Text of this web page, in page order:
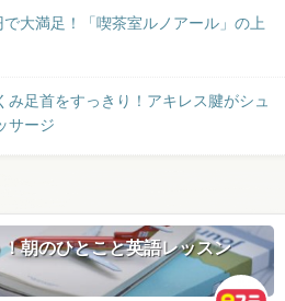
で大満足！「喫茶室ルノアール」の上
み足首をすっきり！アキレス腱がシュ
サージ
朝のひとこと英語レッスン